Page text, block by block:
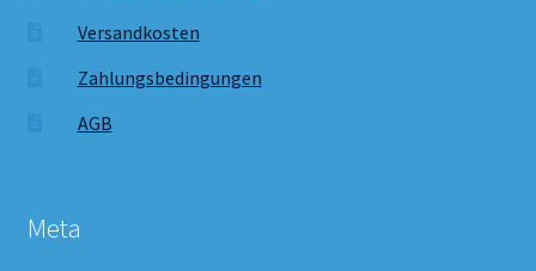
Versandkosten
Zahlungsbedingungen
AGB
Meta